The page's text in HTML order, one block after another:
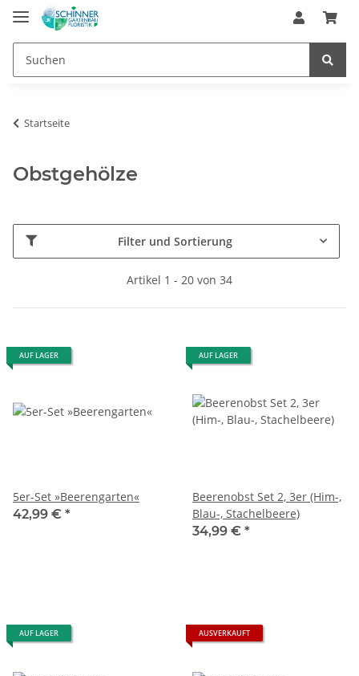
Startseite
Obstgehölze
Filter und Sortierung
Artikel 1 - 20 von 34
AUF LAGER
5er-Set »Beerengarten«
42,99 € *
AUF LAGER
Beerenobst Set 2, 3er (Him-,
Blau-, Stachelbeere)
34,99 € *
AUF LAGER AUSVERKAUFT